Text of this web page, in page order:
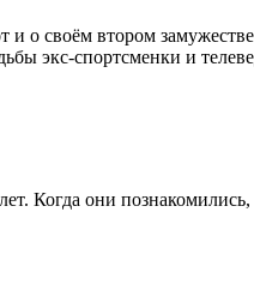
своём втором замужестве
экс-спортсменки и
Когда они